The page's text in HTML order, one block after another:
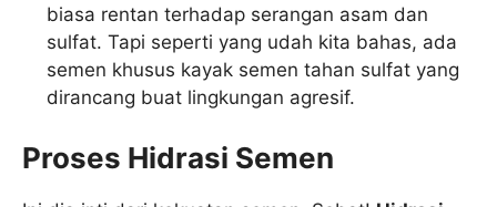
biasa rentan terhadap serangan asam dan
sulfat. Tapi seperti yang udah kita bahas, ada
semen khusus kayak semen tahan sulfat yang
dirancang buat lingkungan agresif.
Proses Hidrasi Semen